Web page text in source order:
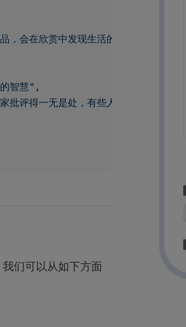
，会在欣赏中发现生活的美"
智慧" ,
批评得一无是处，有些人认为这块大理
们可以从如下方面